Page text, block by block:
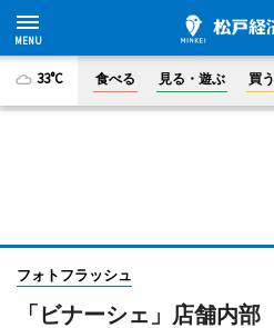
33°C 食べる 見る・遊ぶ 買う
フォトフラッシュ
「ビナーシェ」店舗内部